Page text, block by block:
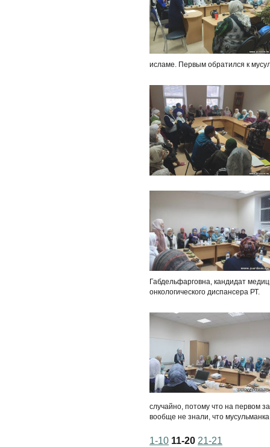
исламе. Первым обратился к
Габдельфарговна, кандидат
онкологического диспансера РТ.
случайно, потому что на первом
вообще не знали, что
1-10 11-20 21-21